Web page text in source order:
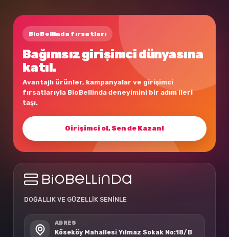
BioBellinda fırsatları
Bağımsız girişimci dünyasına
katıl.
Avantajlı ürünler, kampanyalar ve girişimci
fırsatlarıyla BioBellinda deneyimini bir adım ileri
taşı.
Girişimci ol, Sen de Kazan!
DOĞALLIK VE GÜZELLİK SENİNLE
ADRES
Köseköy Mahallesi Yılmaz Sokak No:18/B